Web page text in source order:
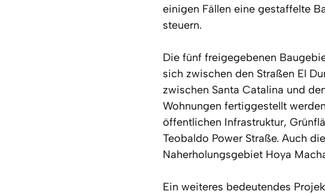
einigen Fällen eine gestaffelte
steuern.
Die fünf freigegebenen
sich zwischen den Straßen El
zwischen Santa Catalina und
Wohnungen fertiggestellt
öffentlichen Infrastruktur,
Teobaldo Power Straße. Auch
Naherholungsgebiet Hoya
Ein weiteres bedeutendes